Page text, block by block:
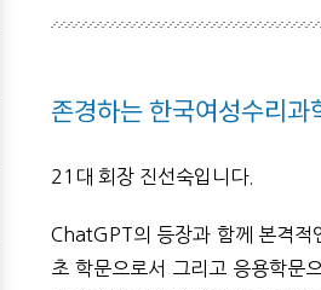
존경하는 한국여성수리과
21대 회장 진선숙입니다.
ChatGPT의 등장과 함께 본격적
초 학문으로서 그리고 응용학문